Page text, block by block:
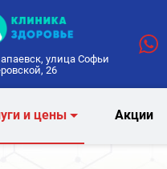
улица Софьи
26
и цены Акции